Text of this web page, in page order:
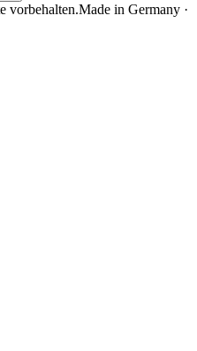
vorbehalten.Made in Germany ·